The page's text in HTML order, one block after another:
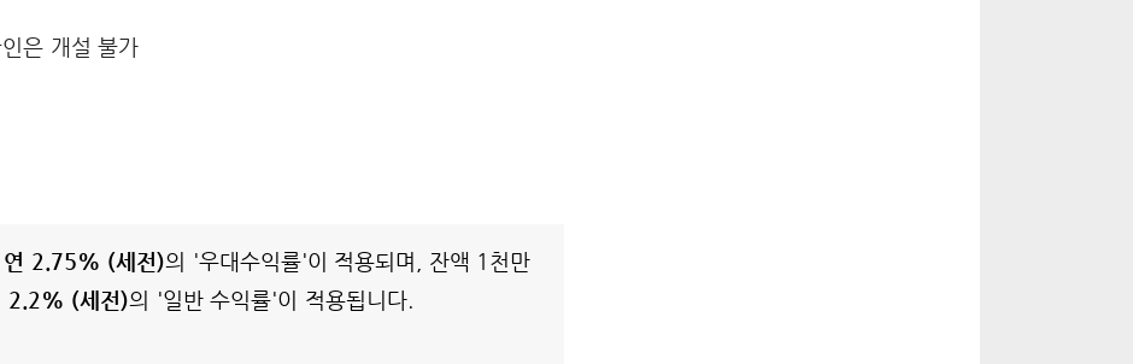
은 개설 불가
연 2.75% (세전)의 '우대수익률'이 적용되며, 잔액 1천만
2.2% (세전)의 '일반 수익률'이 적용됩니다.